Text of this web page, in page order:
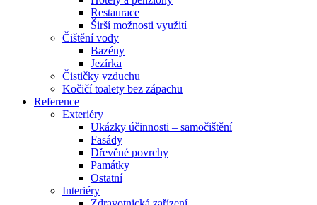
Restaurace
Širší možnosti využití
Čištění vody
Bazény
Jezírka
Čističky vzduchu
Kočičí toalety bez zápachu
Reference
Exteriéry
Ukázky účinnosti – samočištění
Fasády
Dřevěné povrchy
Památky
Ostatní
Interiéry